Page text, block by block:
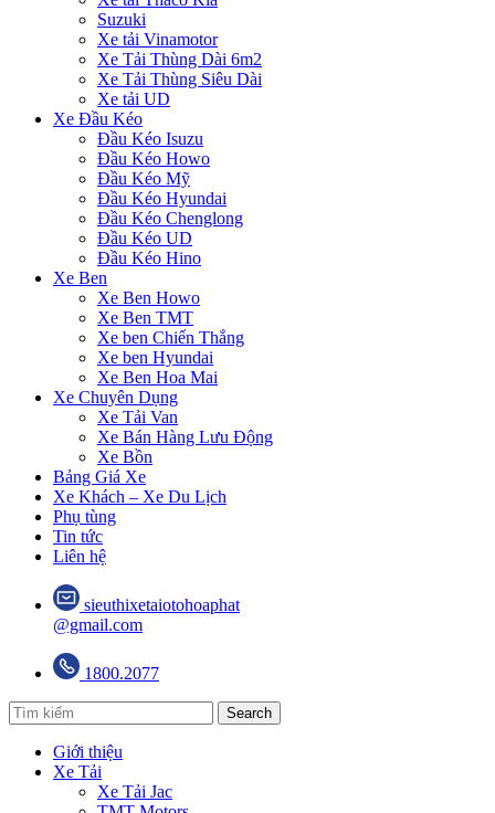
Suzuki
Xe tải Vinamotor
Xe Tải Thùng Dài 6m2
Xe Tải Thùng Siêu Dài
Xe tải UD
Xe Đầu Kéo
Đầu Kéo Isuzu
Đầu Kéo Howo
Đầu Kéo Mỹ
Đầu Kéo Hyundai
Đầu Kéo Chenglong
Đầu Kéo UD
Đầu Kéo Hino
Xe Ben
Xe Ben Howo
Xe Ben TMT
Xe ben Chiến Thắng
Xe ben Hyundai
Xe Ben Hoa Mai
Xe Chuyên Dụng
Xe Tải Van
Xe Bán Hàng Lưu Động
Xe Bồn
Bảng Giá Xe
Xe Khách – Xe Du Lịch
Phụ tùng
Tin tức
Liên hệ
sieuthixetaiotohoaphat
@gmail.com
1800.2077
Search
Giới thiệu
Xe Tải
Xe Tải Jac